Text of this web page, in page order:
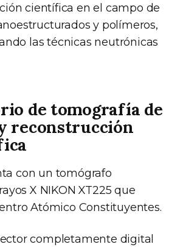
científica en el campo de
y polímeros,
las técnicas neutrónicas
de tomografía de
reconstrucción
con un tomógrafo
X NIKON XT225 que
Atómico Constituyentes.
completamente digital